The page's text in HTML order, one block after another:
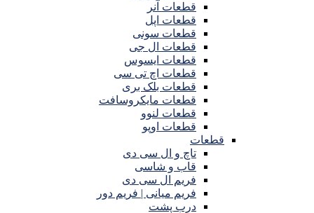
قطعات آنر
قطعات اپل
قطعات سونی
قطعات ال جی
قطعات ایسوس
قطعات اچ تی سی
قطعات بلک بری
قطعات مایکروسافت
قطعات لنوو
قطعات اوپو
قطعات
تاچ و ال سی دی
قاب و شاسی
فریم ال سی دی
فریم میانی | فریم دور
درب پشت